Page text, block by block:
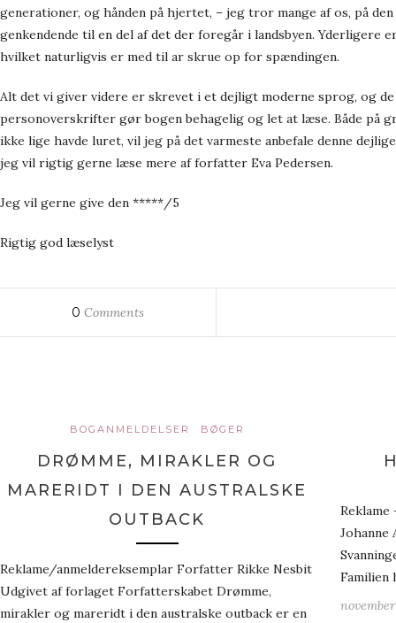
generationer, og hånden på hjertet, – jeg tror mange af os, på den
genkendende til en del af det der foregår i landsbyen.
hvilket naturligvis er med til ar skrue op for spændingen.
Alt det vi giver videre er skrevet i et dejligt moderne sprog, og
personoverskrifter gør bogen behagelig og let at læse. Både på
ikke lige havde luret, vil jeg på det varmeste anbefale denne
jeg vil rigtig gerne læse mere af forfatter Eva Pedersen.
Jeg vil gerne give den *****/5
Rigtig god læselyst
0 Comments
BOGANMELDELSER BØGER
DRØMME, MIRAKLER OG
MARERIDT I DEN AUSTRALSKE
OUTBACK
Reklame/anmeldereksemplar Forfatter Rikke Nesbit
Udgivet af forlaget Forfatterskabet Drømme,
mirakler og mareridt i den australske outback er en
Johanne
Familien